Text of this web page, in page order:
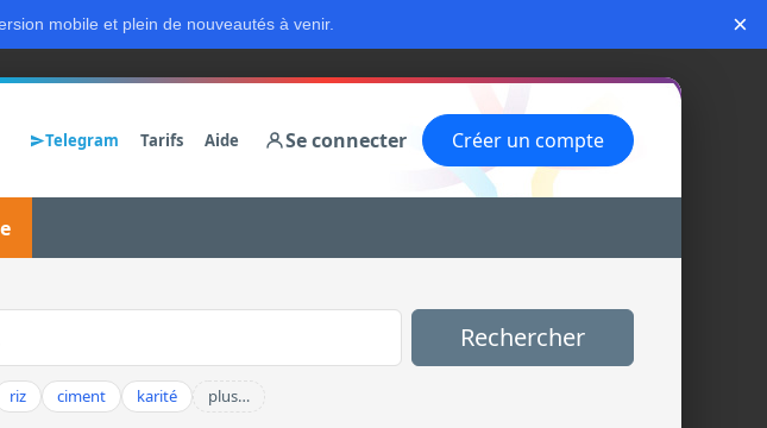
mobile et plein de nouveautés à venir. ×
Telegram Tarifs Aide Se connecter Créer un compte
Rechercher
riz ciment karité plus…